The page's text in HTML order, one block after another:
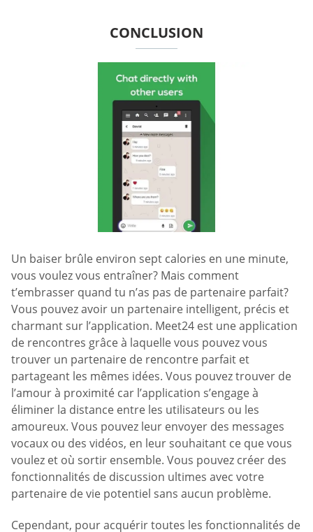
CONCLUSION
Un baiser brûle environ sept calories en une minute,
vous voulez vous entraîner? Mais comment
t’embrasser quand tu n’as pas de partenaire parfait?
Vous pouvez avoir un partenaire intelligent, précis et
charmant sur l’application. Meet24 est une application
de rencontres grâce à laquelle vous pouvez vous
trouver un partenaire de rencontre parfait et
partageant les mêmes idées. Vous pouvez trouver de
l’amour à proximité car l’application s’engage à
éliminer la distance entre les utilisateurs ou les
amoureux. Vous pouvez leur envoyer des messages
vocaux ou des vidéos, en leur souhaitant ce que vous
voulez et où sortir ensemble. Vous pouvez créer des
fonctionnalités de discussion ultimes avec votre
partenaire de vie potentiel sans aucun problème.
Cependant, pour acquérir toutes les fonctionnalités de